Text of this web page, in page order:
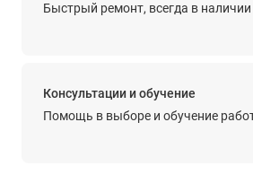
Влагозащищённость
от -20°С до +50°С
Быстрый ремонт, всегда в
Консультации и обучение
Помощь в выборе и обучение